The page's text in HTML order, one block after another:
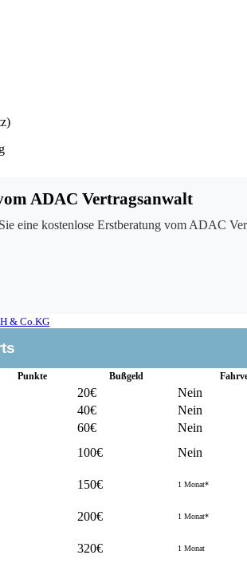
ADAC Vertragsanwalt
eine kostenlose Erstberatung vom ADAC
& Co.KG
Punkte Buß­geld
20€ Nein
40€ Nein
60€ Nein
100€ Nein
150€ 1 Monat*
200€ 1 Monat*
320€ 1 Monat